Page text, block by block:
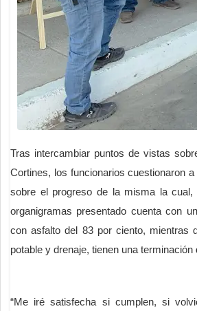
Tras intercambiar puntos de vistas
Cortines, los funcionarios cuestionaron
sobre el progreso de la misma la
organigramas presentado cuenta con
con asfalto del 83 por ciento, mientras
potable y drenaje, tienen una terminación
“Me iré satisfecha si cumplen, si